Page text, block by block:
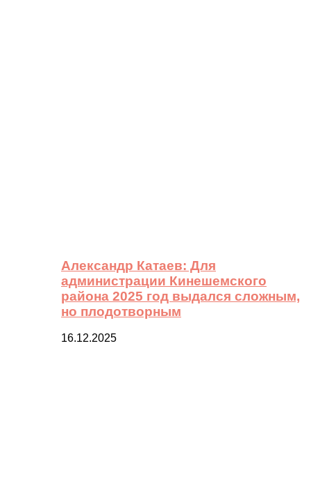
Александр Катаев: Для
администрации Кинешемского
района 2025 год выдался сложным,
но плодотворным
16.12.2025